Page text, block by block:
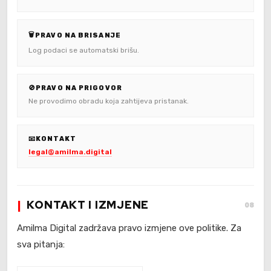
🗑️PRAVO NA BRISANJE
Log podaci se automatski brišu.
🚫 PRAVO NA PRIGOVOR
Ne provodimo obradu koja zahtijeva pristanak.
📧KONTAKT
legal@amilma.digital
KONTAKT I IZMJENE 08
Amilma Digital zadržava pravo izmjene ove politike. Za
sva pitanja: